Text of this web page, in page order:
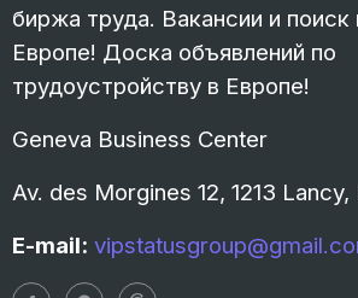
биржа труда. Вакансии и поиск
Европе! Доска объявлений по
трудоустройству в Европе!
Geneva Business Center
Av. des Morgines 12, 1213
E-mail: